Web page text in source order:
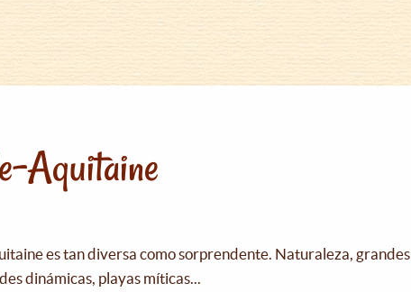
Aquitaine
es tan diversa como sorprendente. Naturaleza, grandes
dinámicas, playas míticas...